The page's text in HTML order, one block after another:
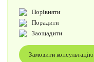
Порівняти
Порадити
Заощадити
Замовити консультацію